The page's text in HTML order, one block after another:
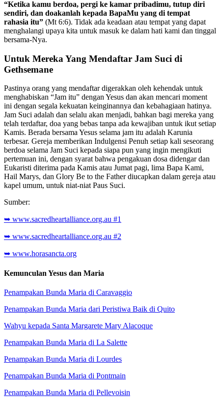
“Ketika kamu berdoa, pergi ke kamar pribadimu, tutup diri
sendiri, dan doakanlah kepada BapaMu yang di tempat
rahasia itu” (Mt 6:6). Tidak ada keadaan atau tempat yang dapat
menghalangi upaya kita untuk masuk ke dalam hati kami dan tinggal
bersama-Nya.
Untuk Mereka Yang Mendaftar Jam Suci di
Gethsemane
Pastinya orang yang mendaftar digerakkan oleh kehendak untuk
menghabiskan “Jam itu” dengan Yesus dan akan mencari moment
ini dengan segala kekuatan keinginannya dan kebahagiaan hatinya.
Jam Suci adalah dan selalu akan menjadi, bahkan bagi mereka yang
telah terdaftar, doa yang bebas tanpa ada kewajiban untuk ikut setiap
Kamis. Berada bersama Yesus selama jam itu adalah Karunia
terbesar. Gereja memberikan Indulgensi Penuh setiap kali seseorang
berdoa selama Jam Suci kepada siapa pun yang ingin mengikuti
pertemuan ini, dengan syarat bahwa pengakuan dosa didengar dan
Eukaristi diterima pada Kamis atau Jumat pagi, lima Bapa Kami,
Hail Marys, dan Glory Be to the Father diucapkan dalam gereja atau
kapel umum, untuk niat-niat Paus Suci.
Sumber:
➥ www.sacredheartalliance.org.au #1
➥ www.sacredheartalliance.org.au #2
➥ www.horasancta.org
Kemunculan Yesus dan Maria
Penampakan Bunda Maria di Caravaggio
Penampakan Bunda Maria dari Peristiwa Baik di Quito
Wahyu kepada Santa Margarete Mary Alacoque
Penampakan Bunda Maria di La Salette
Penampakan Bunda Maria di Lourdes
Penampakan Bunda Maria di Pontmain
Penampakan Bunda Maria di Pellevoisin